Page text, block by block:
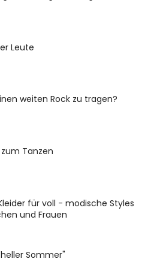
Leute
weiten Rock zu tragen?
Tanzen
für voll - modische Styles
und Frauen
Sommer"